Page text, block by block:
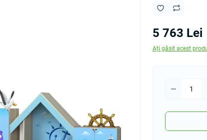
5 763 Lei
Ați găsit acest